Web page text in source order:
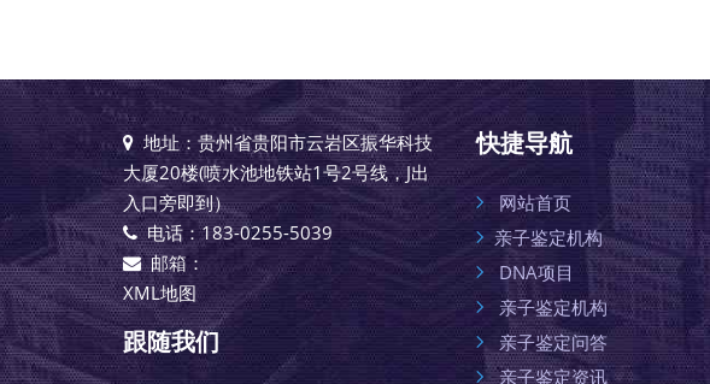
地址：贵州省贵阳市云岩区振华科技
大厦20楼(喷水池地铁站1号2号线，J出
入口旁即到）
电话：183-0255-5039
邮箱：
XML地图
跟随我们
快捷导航
网站首页
亲子鉴定机构
DNA项目
亲子鉴定机构
亲子鉴定问答
亲子鉴定资讯